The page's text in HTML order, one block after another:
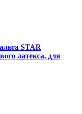
STAR
латекса, для